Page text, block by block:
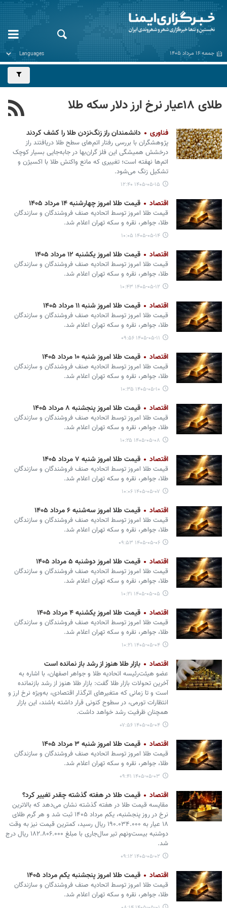
جمعه ۱۶ مرداد ۱۴۰۵
طلای ۱۸عیار نرخ ارز دلار سکه طلا
فناوری دانشمندان راز زنگ‌نزدن طلا را کشف کردند
پژوهشگران با بررسی رفتار اتم‌های سطح طلا دریافتند راز
درخشش همیشگی این فلز گران‌بها در جابه‌جایی بسیار کوچک
اتم‌ها نهفته است؛ تغییری که مانع واکنش طلا با اکسیژن و
تشکیل زنگ می‌شود.
۱۴۰۵-۰۵-۱۵ ۱۲:۴۰
اقتصاد قیمت طلا امروز چهارشنبه ۱۴ مرداد ۱۴۰۵
قیمت طلا امروز توسط اتحادیه صنف فروشندگان و سازندگان
طلا، جواهر، نقره و سکه تهران اعلام شد.
۱۴۰۵-۰۵-۱۴ ۱۰:۰۵
اقتصاد قیمت طلا امروز یکشنبه ۱۲ مرداد ۱۴۰۵
قیمت طلا امروز توسط اتحادیه صنف فروشندگان و سازندگان
طلا، جواهر، نقره و سکه تهران اعلام شد.
۱۴۰۵-۰۵-۱۲ ۱۰:۴۳
اقتصاد قیمت طلا امروز شنبه ۱۱ مرداد ۱۴۰۵
قیمت طلا امروز توسط اتحادیه صنف فروشندگان و سازندگان
طلا، جواهر، نقره و سکه تهران اعلام شد.
۱۴۰۵-۰۵-۱۱ ۰۹:۵۶
اقتصاد قیمت طلا امروز شنبه ۱۰ مرداد ۱۴۰۵
قیمت طلا امروز توسط اتحادیه صنف فروشندگان و سازندگان
طلا، جواهر، نقره و سکه تهران اعلام شد.
۱۴۰۵-۰۵-۱۰ ۱۰:۳۵
اقتصاد قیمت طلا امروز پنجشنبه ۸ مرداد ۱۴۰۵
قیمت طلا امروز توسط اتحادیه صنف فروشندگان و سازندگان
طلا، جواهر، نقره و سکه تهران اعلام شد.
۱۴۰۵-۰۵-۰۸ ۱۰:۲۵
اقتصاد قیمت طلا امروز شنبه ۷ مرداد ۱۴۰۵
قیمت طلا امروز توسط اتحادیه صنف فروشندگان و سازندگان
طلا، جواهر، نقره و سکه تهران اعلام شد.
۱۴۰۵-۰۵-۰۷ ۱۰:۰۶
اقتصاد قیمت طلا امروز سه‌شنبه ۶ مرداد ۱۴۰۵
قیمت طلا امروز توسط اتحادیه صنف فروشندگان و سازندگان
طلا، جواهر، نقره و سکه تهران اعلام شد.
۱۴۰۵-۰۵-۰۶ ۰۹:۵۳
اقتصاد قیمت طلا امروز دوشنبه ۵ مرداد ۱۴۰۵
قیمت طلا امروز توسط اتحادیه صنف فروشندگان و سازندگان
طلا، جواهر، نقره و سکه تهران اعلام شد.
۱۴۰۵-۰۵-۰۵ ۱۰:۲۱
اقتصاد قیمت طلا امروز یکشنبه ۴ مرداد ۱۴۰۵
قیمت طلا امروز توسط اتحادیه صنف فروشندگان و سازندگان
طلا، جواهر، نقره و سکه تهران اعلام شد.
۱۴۰۵-۰۵-۰۴ ۱۰:۲۱
اقتصاد بازار طلا هنوز از رشد باز نمانده است
عضو هیئت‌رئیسه اتحادیه طلا و جواهر اصفهان، با اشاره به
آخرین تحولات بازار طلا گفت: بازار طلا هنوز از رشد بازنمانده
است و تا زمانی که متغیرهای اثرگذار اقتصادی، به‌ویژه نرخ ارز و
انتظارات تورمی، در سطوح کنونی قرار داشته باشند، این بازار
همچنان ظرفیت رشد خواهد داشت.
۱۴۰۵-۰۵-۰۴ ۰۷:۵۶
اقتصاد قیمت طلا امروز شنبه ۳ مرداد ۱۴۰۵
قیمت طلا امروز توسط اتحادیه صنف فروشندگان و سازندگان
طلا، جواهر، نقره و سکه تهران اعلام شد.
۱۴۰۵-۰۵-۰۳ ۰۹:۴۱
اقتصاد قیمت طلا در هفته گذشته چقدر تغییر کرد؟
مقایسه قیمت طلا در هفته گذشته نشان می‌دهد که بالاترین
نرخ در روز پنجشنبه، یکم مرداد ۱۴۰۵ ثبت شد و هر گرم طلای
۱۸ عیار به ۱۹۰.۰۳۴.۰۰۰ ریال رسید، کمترین قیمت نیز به وقت
دوشنبه بیست‌ونهم تیر سال‌جاری با مبلغ ۱۸۲.۸۰۶.۰۰۰ ریال درج
شد.
۱۴۰۵-۰۵-۰۲ ۰۹:۱۲
اقتصاد قیمت طلا امروز پنجشنبه یکم مرداد ۱۴۰۵
قیمت طلا امروز توسط اتحادیه صنف فروشندگان و سازندگان
طلا، جواهر، نقره و سکه تهران اعلام شد.